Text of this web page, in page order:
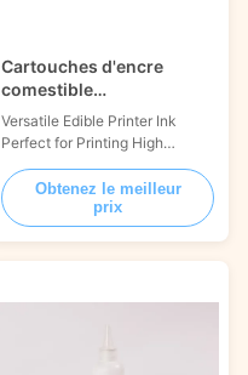
Cartouches d'encre
comestible
rechargeables
personnalisées pour la
décoration de gâteaux
durables
Versatile Edible Printer Ink
Perfect for Printing High
Resolution Images on Various
Edible Materials and Cake
Decorations Product Overview:
Elevate your culinary creations
Obtenez le meilleur
prix